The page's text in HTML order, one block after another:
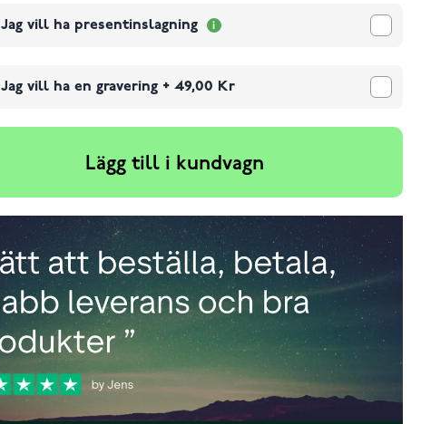
Jag vill ha presentinslagning
Jag vill ha en gravering+ 49,00 Kr
Lägg till i kundvagn